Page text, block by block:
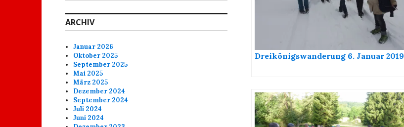
Dreikönigswanderung 6. Januar 2019
ARCHIV
Januar 2026
Oktober 2025
September 2025
Mai 2025
März 2025
Dezember 2024
September 2024
Juli 2024
Juni 2024